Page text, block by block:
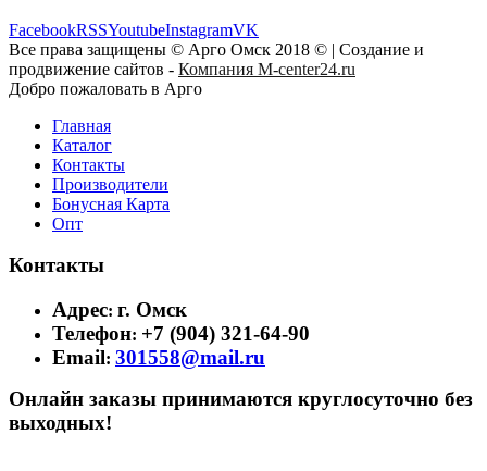
FacebookRSSYoutubeInstagramVK
Все права защищены © Арго Омск 2018 © | Создание и
продвижение сайтов - Компания M-center24.ru
Добро пожаловать в Арго
Главная
Каталог
Контакты
Производители
Бонусная Карта
Опт
Контакты
Адрес: г. Омск
Телефон: +7 (904) 321-64-90
Email: 301558@mail.ru
Онлайн заказы принимаются круглосуточно без
выходных!